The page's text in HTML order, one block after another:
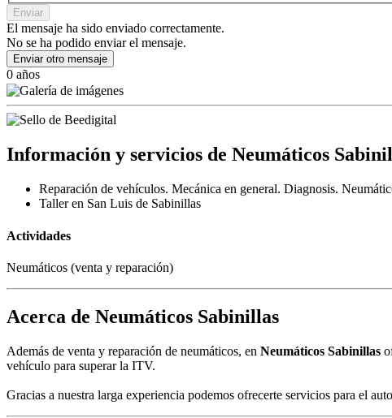
Enviar
El mensaje ha sido enviado correctamente.
No se ha podido enviar el mensaje.
Enviar otro mensaje
0 años
Información y servicios de Neumáticos
Reparación de vehículos. Mecánica en general. Diagnosis.
Taller en San Luis de Sabinillas
Actividades
Neumáticos (venta y reparación)
Acerca de Neumáticos Sabinillas
Además de venta y reparación de neumáticos, en Neumáticos Sabinillas
vehículo para superar la ITV.
Gracias a nuestra larga experiencia podemos ofrecerte servicios para el